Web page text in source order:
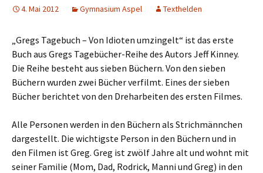
4. Mai 2012 Gymnasium Aspel Texthelden
„Gregs Tagebuch – Von Idioten umzingelt“ ist das erste
Buch aus Gregs Tagebücher-Reihe des Autors Jeff Kinney.
Die Reihe besteht aus sieben Büchern. Von den sieben
Büchern wurden zwei Bücher verfilmt. Eines der sieben
Bücher berichtet von den Dreharbeiten des ersten Filmes.
Alle Personen werden in den Büchern als Strichmännchen
dargestellt. Die wichtigste Person in den Büchern und in
den Filmen ist Greg. Greg ist zwölf Jahre alt und wohnt mit
seiner Familie (Mom, Dad, Rodrick, Manni und Greg) in den